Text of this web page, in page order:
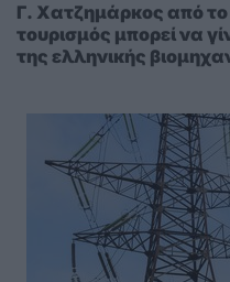
Γ. Χατζημάρκος από
τουρισμός μπορεί να
της ελληνικής